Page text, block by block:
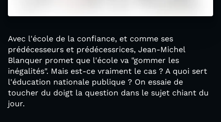
Avec l'école de la confiance, et comme ses
prédécesseurs et prédécessrices, Jean-Michel
Blanquer promet que l'école va "gommer les
inégalités". Mais est-ce vraiment le cas ? A quoi sert
l'éducation nationale publique ? On essaie de
toucher du doigt la question dans le sujet chiant du
jour.